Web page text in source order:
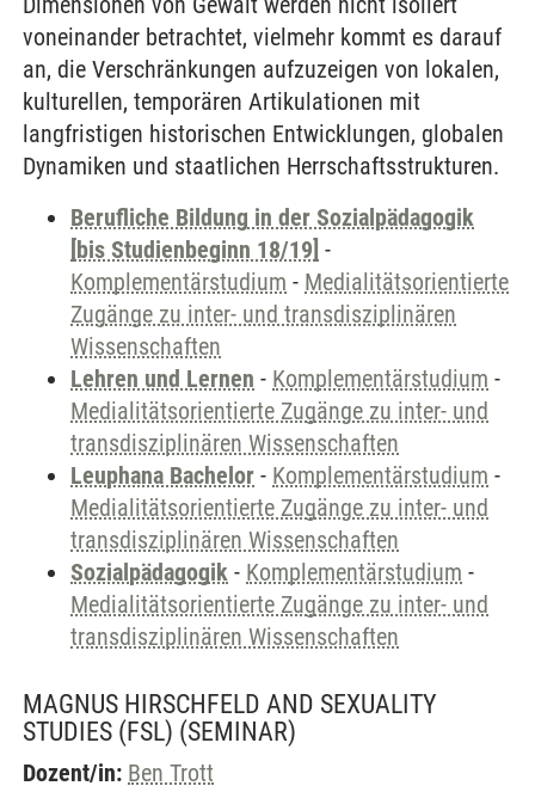
voneinander betrachtet, vielmehr kommt es darauf
an, die Verschränkungen aufzuzeigen von lokalen,
kulturellen, temporären Artikulationen mit
langfristigen historischen Entwicklungen, globalen
Dynamiken und staatlichen Herrschaftsstrukturen.
Berufliche Bildung in der Sozialpädagogik
[bis Studienbeginn 18/19] -
Komplementärstudium - Medialitätsorientierte
Zugänge zu inter- und transdisziplinären
Wissenschaften
Lehren und Lernen - Komplementärstudium -
Medialitätsorientierte Zugänge zu inter- und
transdisziplinären Wissenschaften
Leuphana Bachelor - Komplementärstudium -
Medialitätsorientierte Zugänge zu inter- und
transdisziplinären Wissenschaften
Sozialpädagogik - Komplementärstudium -
Medialitätsorientierte Zugänge zu inter- und
transdisziplinären Wissenschaften
MAGNUS HIRSCHFELD AND SEXUALITY
STUDIES (FSL) (SEMINAR)
Dozent/in: Ben Trott